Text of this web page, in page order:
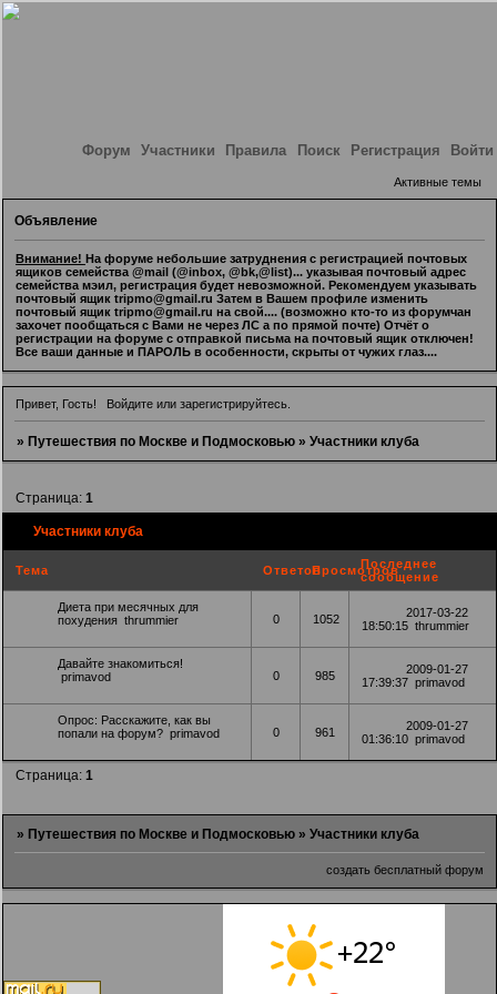
Форум Участники Правила Поиск Регистрация Войти
Активные темы
Объявление
Внимание! На форуме небольшие затруднения с регистрацией почтовых
ящиков семейства @mail (@inbox, @bk,@list)... указывая почтовый адрес
семейства мэил, регистрация будет невозможной. Рекомендуем указывать
почтовый ящик tripmo@gmail.ru Затем в Вашем профиле изменить
почтовый ящик tripmo@gmail.ru на свой.... (возможно кто-то из форумчан
захочет пообщаться с Вами не через ЛС а по прямой почте) Отчёт о
регистрации на форуме с отправкой письма на почтовый ящик отключен!
Все ваши данные и ПАРОЛЬ в особенности, скрыты от чужих глаз....
Привет, Гость! Войдитеили зарегистрируйтесь.
» Путешествия по Москве и Подмосковью »Участники клуба
Участники клуба
Страница:1
Тема ОтветовПросмотровПоследнее
сообщение
Диета при месячных для
похудения thrummier 0 1052
2017-03-22
18:50:15 thrummier
Давайте знакомиться!
primavod
0 985
2009-01-27
17:39:37 primavod
Опрос: Расскажите, как вы
попали на форум? primavod 0 961
2009-01-27
01:36:10 primavod
Страница:1
» Путешествия по Москве и Подмосковью »Участники клуба
создать бесплатный форум